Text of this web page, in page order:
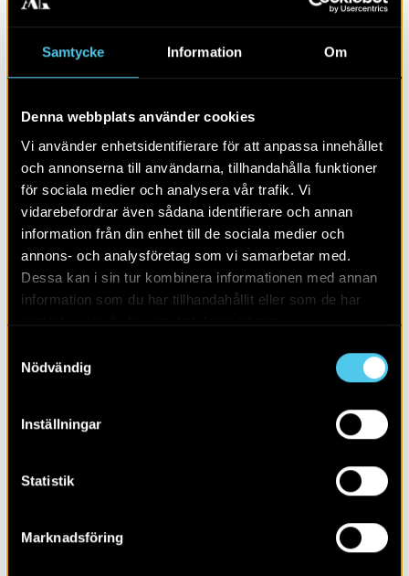
Samtycke Information Om
Denna webbplats använder cookies
Vi använder enhetsidentifierare för att anpassa innehållet
och annonserna till användarna, tillhandahålla funktioner
för sociala medier och analysera vår trafik. Vi
vidarebefordrar även sådana identifierare och annan
information från din enhet till de sociala medier och
annons- och analysföretag som vi samarbetar med.
Dessa kan i sin tur kombinera informationen med annan
information som du har tillhandahållit eller som de har
Nödvändig
Inställningar
Statistik
Marknadsföring
RAPPORT 2014:169
Arkeologisk utredning i Stockevik